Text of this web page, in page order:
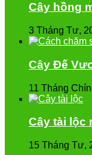
Cây hồng
3 Tháng Tư,
Cây Đế
11 Tháng
Cây tài lộc
15 Tháng Tư,